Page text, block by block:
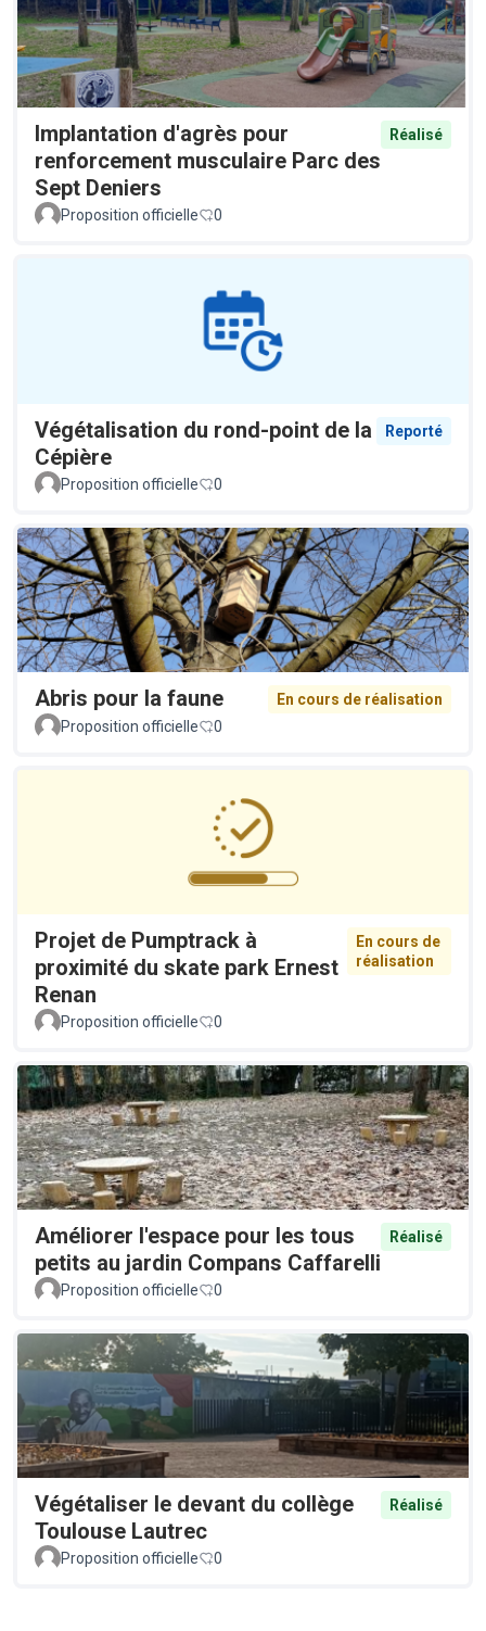
Implantation d'agrès pour
renforcement musculaire Parc des
Sept Deniers
Réalisé
Proposition officielle 0
Végétalisation du rond-point de la
Cépière
Reporté
Proposition officielle 0
Abris pour la faune
En cours de réalisation
Proposition officielle
0
Projet de Pumptrack à
proximité du skate park Ernest
Renan
En cours de
réalisation
Proposition officielle 0
Améliorer l'espace pour les tous
petits au jardin Compans Caffarelli
Réalisé
Proposition officielle 0
Végétaliser le devant du collège
Toulouse Lautrec
Réalisé
Proposition officielle 0